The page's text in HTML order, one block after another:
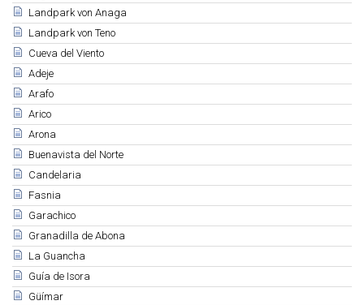
Landpark von Anaga
Landpark von Teno
Cueva del Viento
Adeje
Arafo
Arico
Arona
Buenavista del Norte
Candelaria
Fasnia
Garachico
Granadilla de Abona
La Guancha
Guía de Isora
Güímar